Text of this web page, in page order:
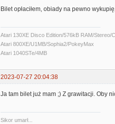
Bilet opłaciłem, obiady na pewno
Atari 130XE Disco Edition/576kB RAM/
Atari 800XE/U1MB/Sophia2/PokeyMax
Atari 1040STe/4MB
2023-07-27 20:04:38
Ja tam bilet już mam ;) Z grawitacji. Oby
Sikor umarł...